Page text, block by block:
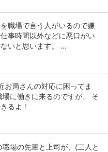
職場で言う人がいるので嫌
事時間以外などに悪口がい
いと思います。 ...
お局さんの対応に困ってま
に働きに来るのですが、 そ
るよ！
場の先輩と上司が、(二人と